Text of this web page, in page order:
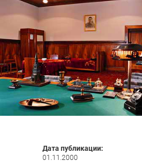
Дата публикации:
01.11.2000